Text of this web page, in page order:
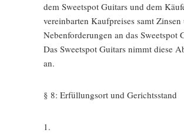
dem Sweetspot Guitars und dem
vereinbarten Kaufpreises samt Zinsen
Nebenforderungen an das Sweetspot
Das Sweetspot Guitars nimmt diese
an.
§ 8: Erfüllungsort und Gerichtsstand
1.